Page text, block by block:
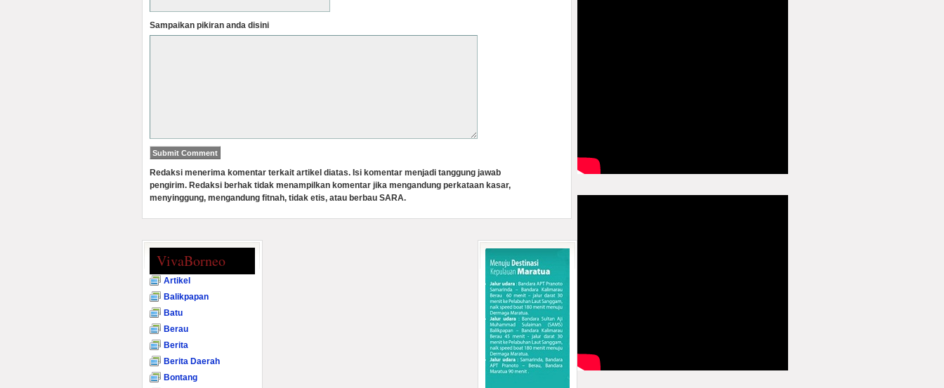
Sampaikan pikiran anda disini
Redaksi menerima komentar terkait artikel diatas. Isi komentar menjadi tanggung jawab
pengirim. Redaksi berhak tidak menampilkan komentar jika mengandung perkataan kasar,
menyinggung, mengandung fitnah, tidak etis, atau berbau SARA.
VivaBorneo
Artikel
Balikpapan
Batu
Berau
Berita
Berita Daerah
Bontang